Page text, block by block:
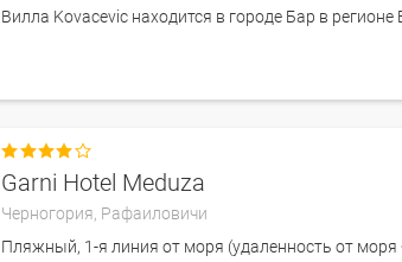
Вилла Kovacevic находится в городе Бар в

Garni Hotel Meduza
Черногория, Рафаиловичи
Пляжный, 1-я линия от моря (удаленность от моря